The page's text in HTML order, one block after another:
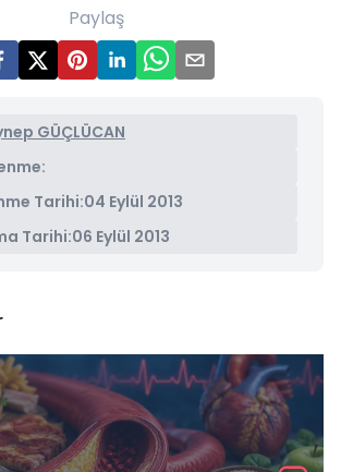
Paylaş
GÜÇLÜCAN
Tarihi:04 Eylül 2013
Tarihi:06 Eylül 2013